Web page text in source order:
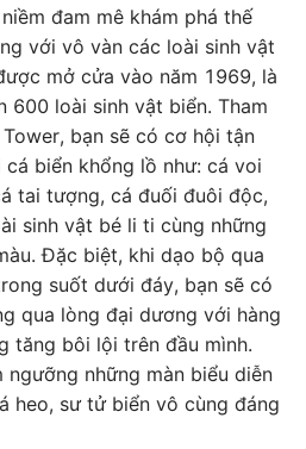
đam mê khám phá thế
với vô vàn các loài sinh vật
mở cửa vào năm 1969, là
600 loài sinh vật biển. Tham
bạn sẽ có cơ hội tận
biển khổng lồ như: cá voi
tai tượng, cá đuối đuôi độc,
sinh vật bé li ti cùng những
Đặc biệt, khi dạo bộ qua
suốt dưới đáy, bạn sẽ có
qua lòng đại dương với hàng
tăng bôi lội trên đầu mình.
ngưỡng những màn biểu diễn
heo, sư tử biển vô cùng đáng